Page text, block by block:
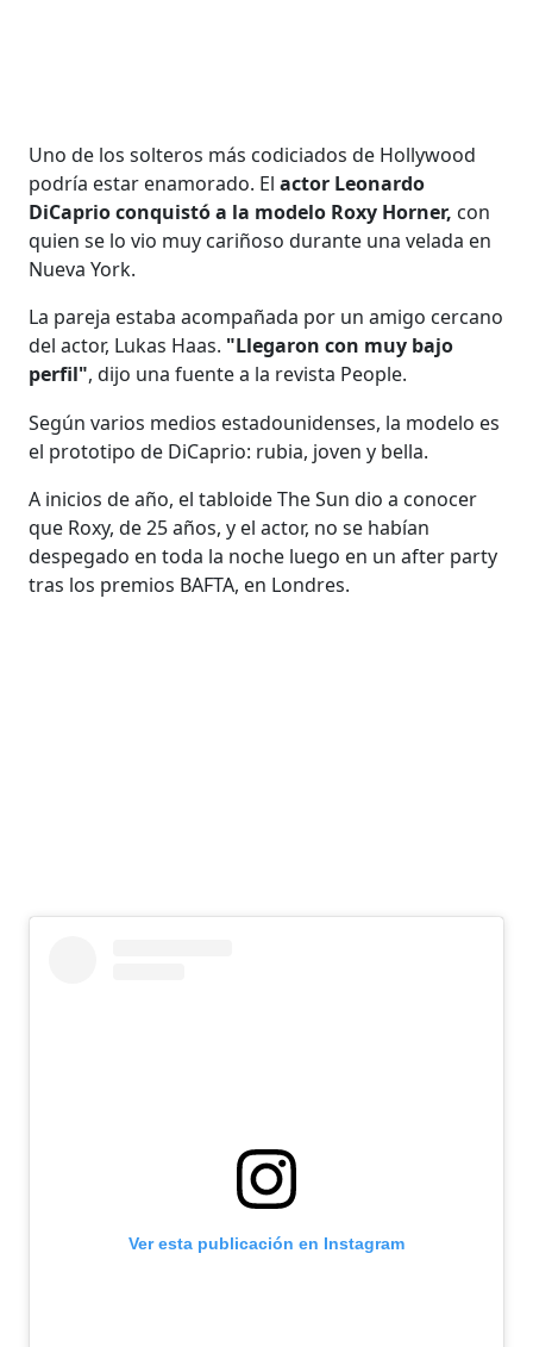
Uno de los solteros más codiciados de Hollywood
podría estar enamorado. Elactor Leonardo
DiCaprio conquistó a la modelo Roxy Horner, con
quien se lo vio muy cariñoso durante una velada en
Nueva York.
La pareja estaba acompañada por un amigo cercano
del actor, Lukas Haas. "Llegaron con muy bajo
perfil", dijo una fuente a la revista People.
Según varios medios estadounidenses, la modelo es
el prototipo de DiCaprio: rubia, joven y bella.
A inicios de año, el tabloide The Sun dio a conocer
que Roxy, de 25 años, y el actor, no se habían
despegado en toda la noche luego en un after party
tras los premios BAFTA, en Londres.
Ver esta publicación en Instagram